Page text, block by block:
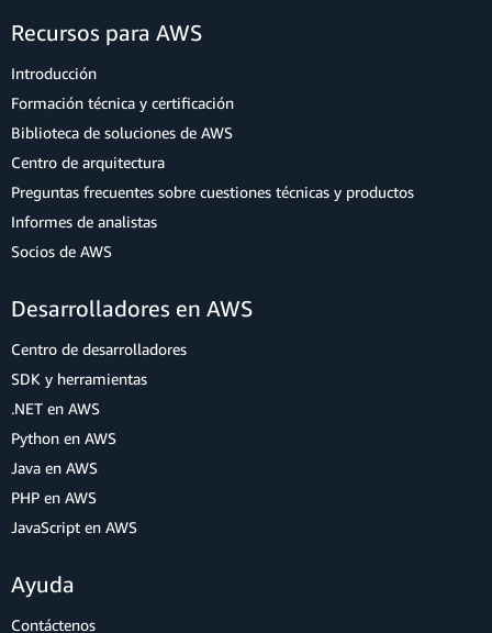
Recursos para AWS
Introducción
Formación técnica y certificación
Biblioteca de soluciones de AWS
Centro de arquitectura
Preguntas frecuentes sobre cuestiones técnicas y productos
Informes de analistas
Socios de AWS
Desarrolladores en AWS
Centro de desarrolladores
SDK y herramientas
.NET en AWS
Python en AWS
Java en AWS
PHP en AWS
JavaScript en AWS
Ayuda
Contáctenos